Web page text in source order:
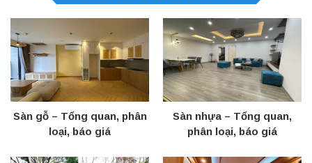
Sàn gỗ – Tổng quan, phân
loại, báo giá
Sàn nhựa – Tổng quan,
phân loại, báo giá